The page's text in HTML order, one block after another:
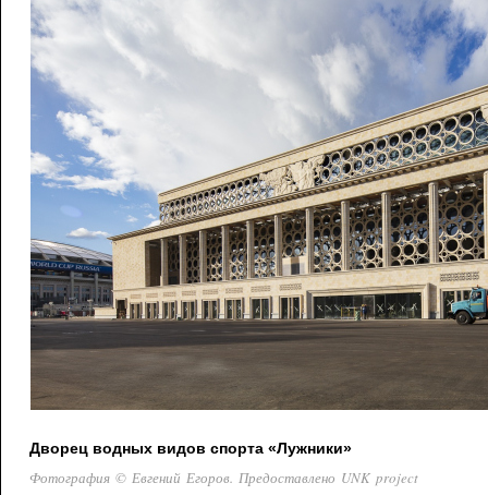
Дворец водных видов спорта «Лужники»
Фотография © Евгений Егоров. Предоставлено UNK project